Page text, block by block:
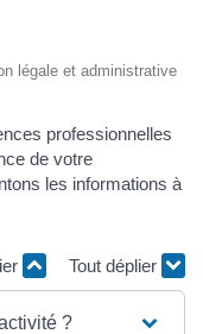
légale et administrative
professionnelles
de votre
les informations à
Tout déplier
?